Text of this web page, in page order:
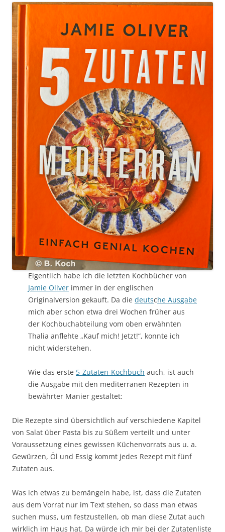
Eigentlich habe ich die letzten Kochbücher von
Jamie Oliver immer in der englischen
Originalversion gekauft. Da die deutsche Ausgabe
mich aber schon etwa drei Wochen früher aus
der Kochbuchabteilung vom oben erwähnten
Thalia anflehte „Kauf mich! Jetzt!“, konnte ich
nicht widerstehen.
Wie das erste 5-Zutaten-Kochbuch auch, ist auch
die Ausgabe mit den mediterranen Rezepten in
bewährter Manier gestaltet:
Die Rezepte sind übersichtlich auf verschiedene Kapitel
von Salat über Pasta bis zu Süßem verteilt und unter
Voraussetzung eines gewissen Küchenvorrats aus u. a.
Gewürzen, Öl und Essig kommt jedes Rezept mit fünf
Zutaten aus.
Was ich etwas zu bemängeln habe, ist, dass die Zutaten
aus dem Vorrat nur im Text stehen, so dass man etwas
suchen muss, um festzustellen, ob man diese Zutat auch
wirklich im Haus hat. Da würde ich mir bei der Zutatenliste